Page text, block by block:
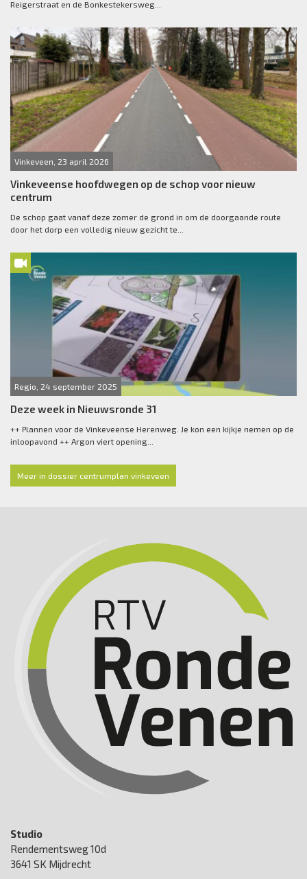
Reigerstraat en de Bonkestekersweg...
Vinkeveen, 23 april 2026
Vinkeveense hoofdwegen op de schop voor nieuw
centrum
De schop gaat vanaf deze zomer de grond in om de doorgaande route
door het dorp een volledig nieuw gezicht te...
Regio, 24 september 2025
Deze week in Nieuwsronde 31
++ Plannen voor de Vinkeveense Herenweg. Je kon een kijkje nemen op de
inloopavond ++ Argon viert opening...
Meer in dossier centrumplan vinkeveen
Studio
Rendementsweg 10d
3641 SK Mijdrecht